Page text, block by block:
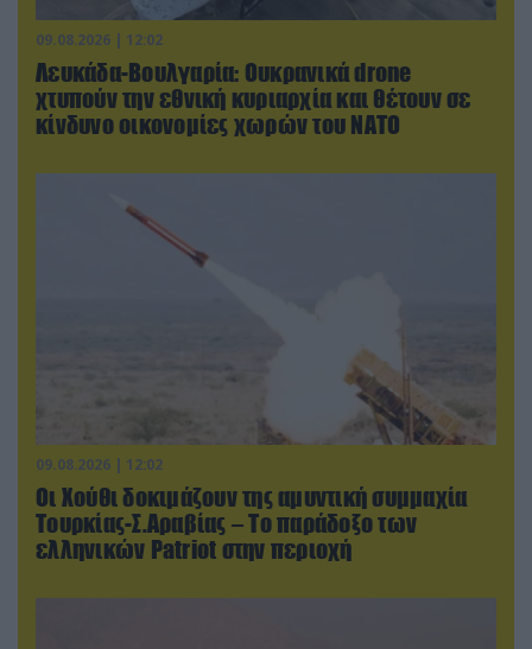
09.08.2026 | 12:02
Λευκάδα-Βουλγαρία: Ουκρανικά drone
χτυπούν την εθνική κυριαρχία και θέτουν σε
κίνδυνο οικονομίες χωρών του ΝΑΤΟ
09.08.2026 | 12:02
Οι Χούθι δοκιμάζουν της αμυντική συμμαχία
Τουρκίας-Σ.Αραβίας – Το παράδοξο των
ελληνικών Patriot στην περιοχή